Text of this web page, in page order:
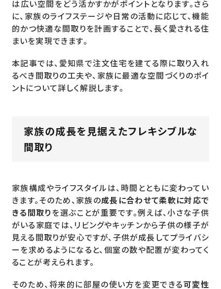
は広い空間をどう活かすかがポイントとなります。さら
に、家族のライフステージや日常の活動に応じて、機能
的かつ快適な間取りを計画することで、長く愛される住
まいを実現できます。
本記事では、愛知県で注文住宅を建てる際に取り入れ
るべき間取りの工夫や、家族に最適な空間づくりのポイ
ントについて詳しく解説します。
家族の成長を見据えたフレキシブルな
間取り
家族構成やライフスタイルは、時間とともに変わってい
きます。そのため、家族の成長に合わせて柔軟に対応で
きる間取りを選ぶことが重要です。例えば、小さな子供
がいる家庭では、リビングやキッチンから子供の様子が
見える間取りが安心ですが、子供が成長してプライバシ
ーを求めるようになると、個室の数や配置が変わってく
ることが考えられます。
そのため、将来的に部屋の使い方を変更できる可変性